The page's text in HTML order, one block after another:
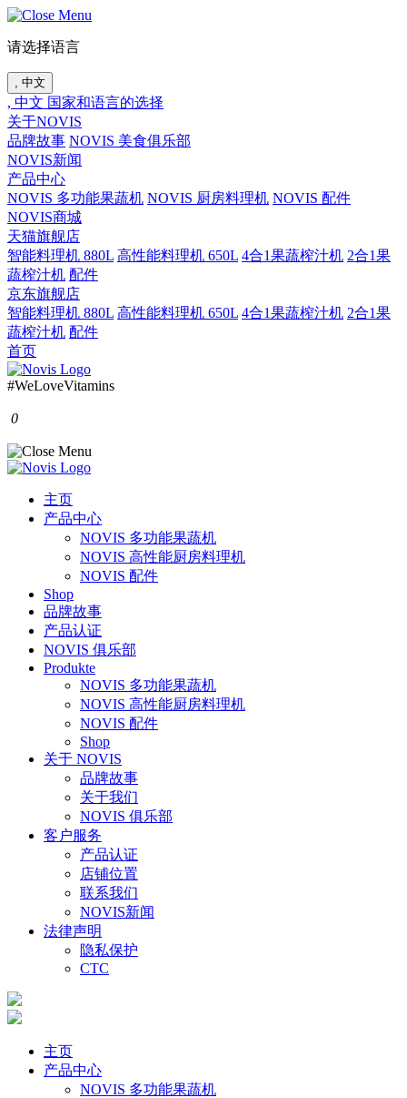
请选择语言
, 中文
, 中文 国家和语言的选择
关于NOVIS
品牌故事 NOVIS 美食俱乐部
NOVIS新闻
产品中心
NOVIS 多功能果蔬机 NOVIS 厨房料理机 NOVIS 配件
NOVIS商城
天猫旗舰店
智能料理机 880L 高性能料理机 650L 4合1果蔬榨汁机 2合1果
蔬榨汁机 配件
京东旗舰店
智能料理机 880L 高性能料理机 650L 4合1果蔬榨汁机 2合1果
蔬榨汁机 配件
首页
#WeLoveVitamins
0
主页
产品中心
NOVIS 多功能果蔬机
NOVIS 高性能厨房料理机
NOVIS 配件
Shop
品牌故事
产品认证
NOVIS 俱乐部
Produkte
NOVIS 多功能果蔬机
NOVIS 高性能厨房料理机
NOVIS 配件
Shop
关于 NOVIS
品牌故事
关于我们
NOVIS 俱乐部
客户服务
产品认证
店铺位置
联系我们
NOVIS新闻
法律声明
隐私保护
CTC
主页
产品中心
NOVIS 多功能果蔬机